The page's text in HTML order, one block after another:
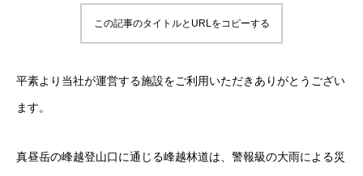
この記事のタイトルとURLをコピーする
平素より当社が運営する施設をご利用いただきありがとうござい
ます。
真昼岳の峰越登山口に通じる峰越林道は、警報級の大雨による災